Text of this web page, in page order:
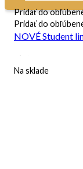
Pridať do
Pridať do
NOVÉ Student
Na sklade